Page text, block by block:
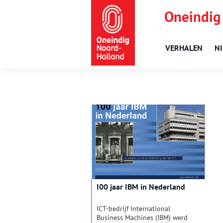
VERHALEN
I00 jaar IBM in Nederland
ICT-bedrijf International
Business Machines (IBM) werd